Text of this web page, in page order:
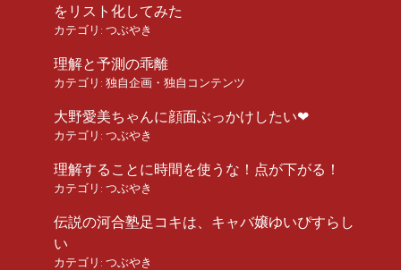
をリスト化してみた
カテゴリ: つぶやき
理解と予測の乖離
カテゴリ: 独自企画・独自コンテンツ
大野愛美ちゃんに顔面ぶっかけしたい❤︎
カテゴリ: つぶやき
理解することに時間を使うな！点が下がる！
カテゴリ: つぶやき
伝説の河合塾足コキは、キャバ嬢ゆいぴすらし
い
カテゴリ: つぶやき